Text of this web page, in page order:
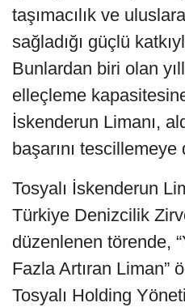
taşımacılık ve
sağladığı güçlü
Bunlardan biri olan
elleçleme
İskenderun Limanı,
başarını
Tosyalı İskenderun
Türkiye Denizcilik
düzenlenen törende,
Fazla Artıran Liman”
Tosyalı Holding